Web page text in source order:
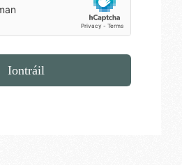
Iontráil